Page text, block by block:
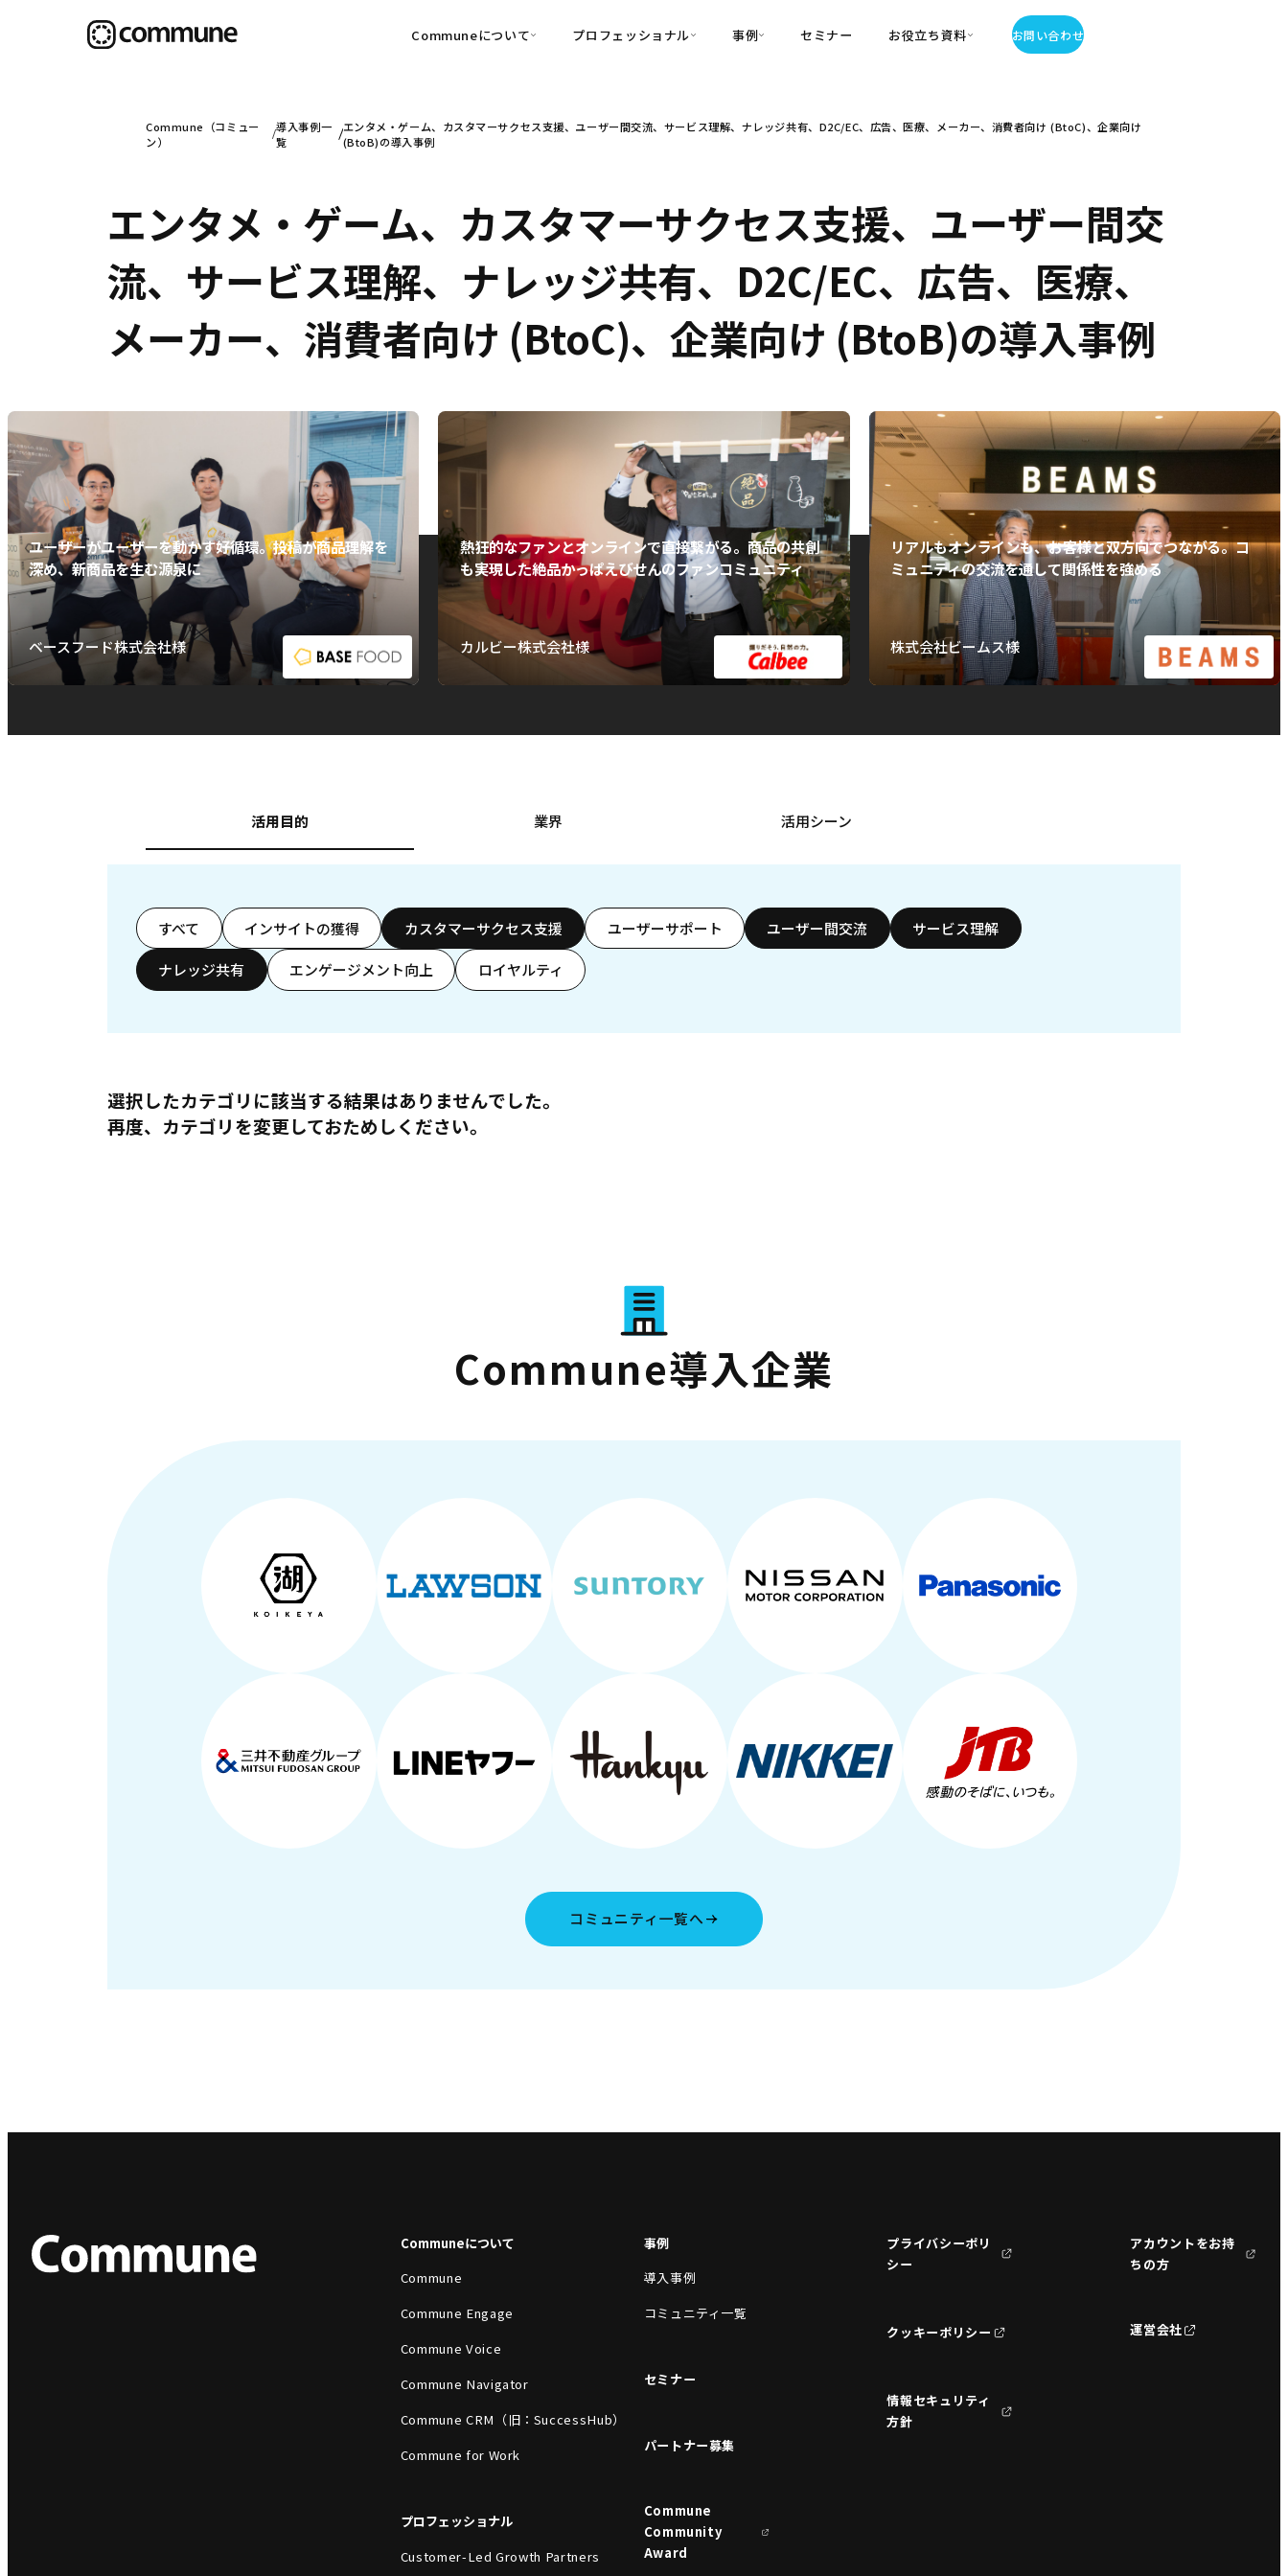
Communeについて
可視化
育成
信頼を醸成する信頼起点経営基盤
SuccessHub）
・Commune for Work
プロフェッショナル
・Customer-Led Growth
事例
導入事例
セミナー お役立ち資料
・お役立ち資料
お問い合わせ
Commune（コミュー
ン）
導入事例一
覧
エンタメ・ゲーム、カスタマーサクセス支援、ユーザー間交流、サービス理解、ナレッジ共有、D2C/EC、広告、医療、メーカー、消費者向け (BtoC)、企業向け
(BtoB)の導入事例
エンタメ・ゲーム、カスタマーサクセス支援、ユーザー間交
流、サービス理解、ナレッジ共有、D2C/EC、広告、医療、
メーカー、消費者向け (BtoC)、企業向け (BtoB)の導入事例
ユーザーがユーザーを動かす好循環。投稿が商品理解を
深め、新商品を生む源泉に
ベースフード株式会社様
熱狂的なファンとオンラインで直接繋がる。商品の共創
も実現した絶品かっぱえびせんのファンコミュニティ
カルビー株式会社様
リアルもオンラインも、お客様と双方向でつながる。コ
ミュニティの交流を通して関係性を強める
株式会社ビームス様
活用目的 業界 活用シーン
すべて インサイトの獲得 カスタマーサクセス支援 ユーザーサポート ユーザー間交流 サービス理解
ナレッジ共有 エンゲージメント向上 ロイヤルティ
選択したカテゴリに該当する結果はありませんでした。
再度、カテゴリを変更しておためしください。
Commune導入企業
コミュニティ一覧へ
Communeについて
Commune
Commune Engage
Commune Voice
Commune Navigator
Commune CRM（旧：SuccessHub）
Commune for Work
プロフェッショナル
Customer-Led Growth Partners
事例
導入事例
コミュニティ一覧
セミナー
パートナー募集
Commune
Community
Award
プライバシーポリ
シー
クッキーポリシー
情報セキュリティ
方針
アカウントをお持
ちの方
運営会社